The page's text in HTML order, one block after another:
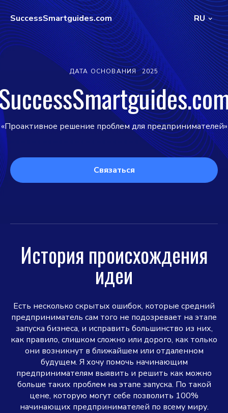
SuccessSmartguides.com RU
ДАТА ОСНОВАНИЯ 2025
«Проактивное решение проблем для предпринимателей»
Связаться
История происхождения
идеи
Есть несколько скрытых ошибок, которые средний
предприниматель сам того не подозревает на этапе
запуска бизнеса, и исправить большинство из них,
как правило, слишком сложно или дорого, как только
они возникнут в ближайшем или отдаленном
будущем. Я хочу помочь начинающим
предпринимателям выявить и решить как можно
больше таких проблем на этапе запуска. По такой
цене, которую могут себе позволить 100%
начинающих предпринимателей по всему миру.